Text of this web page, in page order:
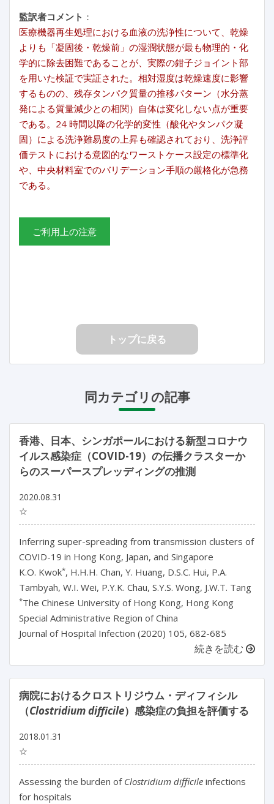
監訳者コメント ：
医療機器再生処理における血液の洗浄性について、乾燥
よりも「凝固後・乾燥前」の湿潤状態が最も物理的・化
学的に除去困難であることが、実際の鉗子ジョイント部
を用いた検証で実証された。相対湿度は乾燥速度に影響
するものの、残存タンパク質量の推移パターン（水分蒸
発による質量減少との相関）自体は変化しない点が重要
である。24 時間以降の化学的変性（酸化やタンパク凝
固）による洗浄難易度の上昇も確認されており、洗浄評
価テストにおける意図的なワーストケース設定の標準化
や、中央材料室でのバリデーション手順の厳格化が急務
である。
ご利用上の注意
トップに戻る
同カテゴリの記事
香港、日本、シンガポールにおける新型コロナウ
イルス感染症（COVID-19）の伝播クラスターか
らのスーパースプレッディングの推測
2020.08.31
☆
Inferring super-spreading from transmission clusters of
COVID-19 in Hong Kong, Japan, and Singapore
K.O. Kwok*, H.H.H. Chan, Y. Huang, D.S.C. Hui, P.A.
Tambyah, W.I. Wei, P.Y.K. Chau, S.Y.S. Wong, J.W.T. Tang
*The Chinese University of Hong Kong, Hong Kong
Special Administrative Region of China
Journal of Hospital Infection (2020) 105, 682-685
続きを読む
病院におけるクロストリジウム・ディフィシル
（Clostridium difficile）感染症の負担を評価する
2018.01.31
☆
Assessing the burden of Clostridium difficile infections
for hospitals